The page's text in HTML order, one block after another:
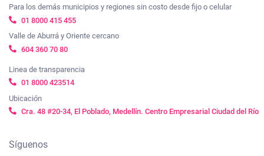
Para los demás municipios y regiones sin costo desde fijo o celular
01 8000 415 455
Valle de Aburrá y Oriente cercano
604 360 70 80
Linea de transparencia
01 8000 423514
Ubicación
Cra. 48 #20-34, El Poblado, Medellín. Centro Empresarial Ciudad del Río
Síguenos